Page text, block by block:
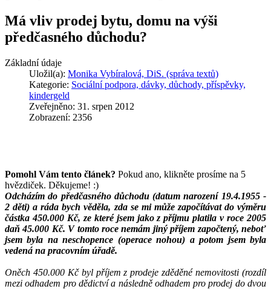
Má vliv prodej bytu, domu na výši
předčasného důchodu?
Základní údaje
Uložil(a): Monika Vybíralová, DiS. (správa textů)
Kategorie: Sociální podpora, dávky, důchody, příspěvky,
kindergeld
Zveřejněno: 31. srpen 2012
Zobrazení: 2356
Pomohl Vám tento článek? Pokud ano, klikněte prosíme na 5
hvězdiček. Děkujeme! :)
Odcházím do předčasného důchodu (datum narození 19.4.1955 -
2 děti) a ráda bych věděla, zda se mi může započítávat do výměru
částka 450.000 Kč, ze které jsem jako z příjmu platila v roce 2005
daň 45.000 Kč. V tomto roce nemám jiný příjem započtený, neboť
jsem byla na neschopence (operace nohou) a potom jsem byla
vedená na pracovním úřadě.
Oněch 450.000 Kč byl příjem z prodeje zděděné nemovitosti (rozdíl
mezi odhadem pro dědictví a následně odhadem pro prodej do dvou